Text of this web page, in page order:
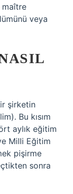
maître
veya
şirketin
Bu kısım
aylık eğitim
Milli Eğitim
pişirme
sonra